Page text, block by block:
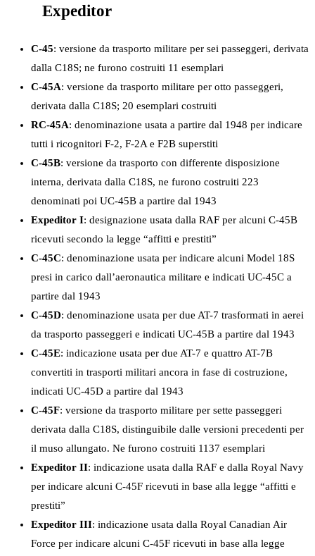
Expeditor
C-45: versione da trasporto militare per sei passeggeri, derivata
dalla C18S; ne furono costruiti 11 esemplari
C-45A: versione da trasporto militare per otto passeggeri,
derivata dalla C18S; 20 esemplari costruiti
RC-45A: denominazione usata a partire dal 1948 per indicare
tutti i ricognitori F-2, F-2A e F2B superstiti
C-45B: versione da trasporto con differente disposizione
interna, derivata dalla C18S, ne furono costruiti 223
denominati poi UC-45B a partire dal 1943
Expeditor I: designazione usata dalla RAF per alcuni C-45B
ricevuti secondo la legge “affitti e prestiti”
C-45C: denominazione usata per indicare alcuni Model 18S
presi in carico dall’aeronautica militare e indicati UC-45C a
partire dal 1943
C-45D: denominazione usata per due AT-7 trasformati in aerei
da trasporto passeggeri e indicati UC-45B a partire dal 1943
C-45E: indicazione usata per due AT-7 e quattro AT-7B
convertiti in trasporti militari ancora in fase di costruzione,
indicati UC-45D a partire dal 1943
C-45F: versione da trasporto militare per sette passeggeri
derivata dalla C18S, distinguibile dalle versioni precedenti per
il muso allungato. Ne furono costruiti 1137 esemplari
Expeditor II: indicazione usata dalla RAF e dalla Royal Navy
per indicare alcuni C-45F ricevuti in base alla legge “affitti e
prestiti”
Expeditor III: indicazione usata dalla Royal Canadian Air
Force per indicare alcuni C-45F ricevuti in base alla legge